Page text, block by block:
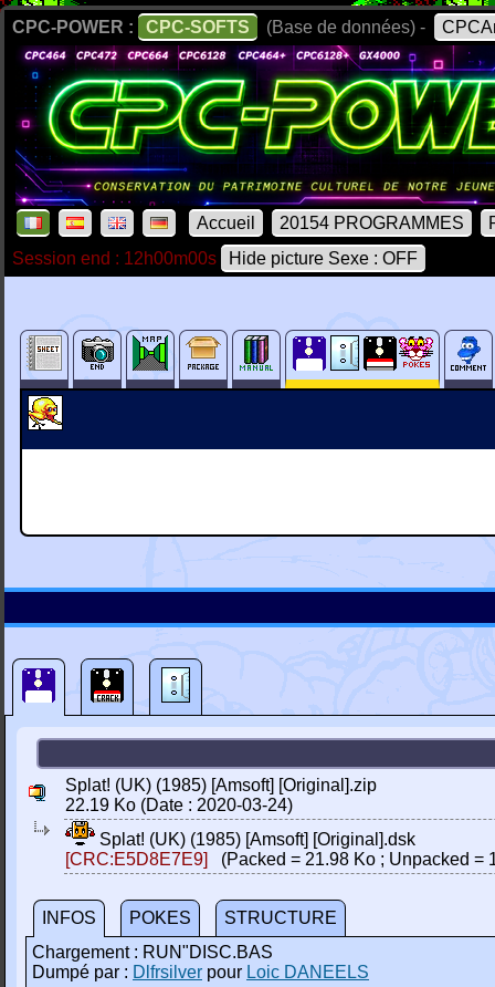
CPC-POWER : CPC-SOFTS (Base de données) -
Accueil 20154 PROGRAMMES
Session end : 12h00m00s
Hide picture Sexe : OFF
Splat! (UK) (1985) [Amsoft] [Original].zip
22.19 Ko (Date : 2020-03-24)
Splat! (UK) (1985) [Amsoft] [Original].dsk
[CRC:E5D8E7E9]
(Packed = 21.98 Ko ; Unpacked =
INFOS POKES
STRUCTURE
Chargement : RUN"DISC.BAS
Dumpé par : Dlfrsilver pour Loic DANEELS